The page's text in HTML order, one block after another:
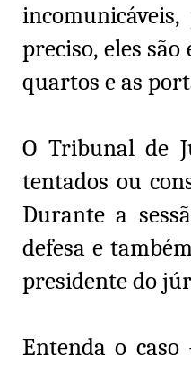
preciso, eles
quartos e as
O Tribunal de
tentados ou
Durante a
defesa e
presidente do
Entenda o